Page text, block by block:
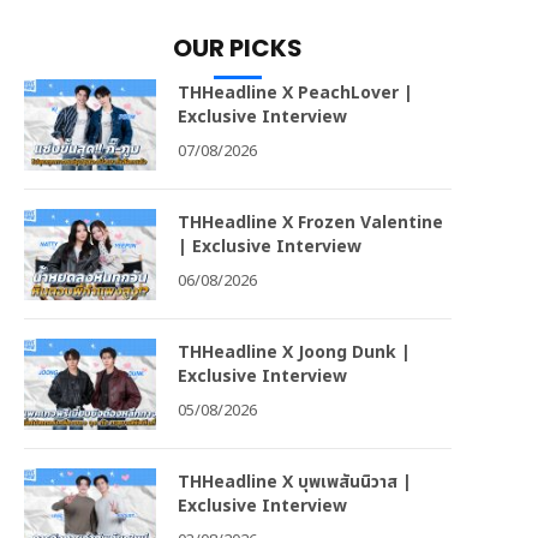
OUR PICKS
THHeadline X PeachLover |
Exclusive Interview
07/08/2026
THHeadline X Frozen Valentine
| Exclusive Interview
06/08/2026
THHeadline X Joong Dunk |
Exclusive Interview
05/08/2026
THHeadline X บุพเพสันนิวาส |
Exclusive Interview